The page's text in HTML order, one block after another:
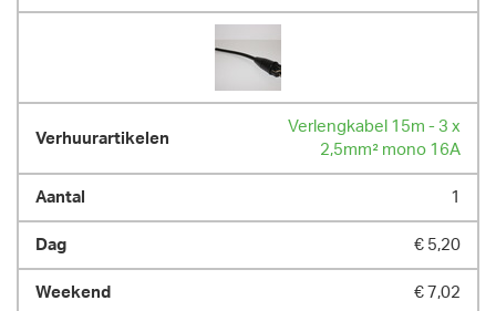
Verlengkabel 15m - 3 x
2,5mm² mono 16A
1
€ 5,20
€ 7,02